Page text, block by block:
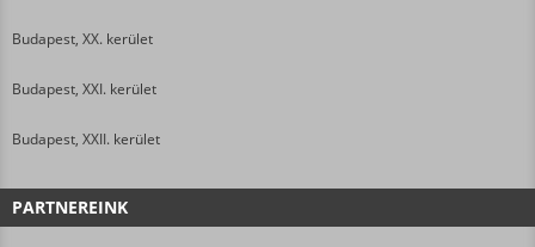
Budapest, XX. kerület
Budapest, XXI. kerület
Budapest, XXII. kerület
PARTNEREINK